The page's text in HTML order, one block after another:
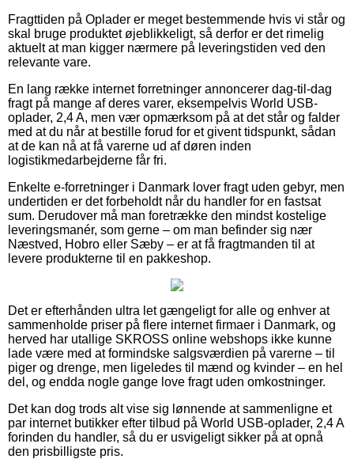
Fragttiden på Oplader er meget bestemmende hvis vi står og
skal bruge produktet øjeblikkeligt, så derfor er det rimelig
aktuelt at man kigger nærmere på leveringstiden ved den
relevante vare.
En lang række internet forretninger annoncerer dag-til-dag
fragt på mange af deres varer, eksempelvis World USB-
oplader, 2,4 A, men vær opmærksom på at det står og falder
med at du når at bestille forud for et givent tidspunkt, sådan
at de kan nå at få varerne ud af døren inden
logistikmedarbejderne får fri.
Enkelte e-forretninger i Danmark lover fragt uden gebyr, men
undertiden er det forbeholdt når du handler for en fastsat
sum. Derudover må man foretrække den mindst kostelige
leveringsmanér, som gerne – om man befinder sig nær
Næstved, Hobro eller Sæby – er at få fragtmanden til at
levere produkterne til en pakkeshop.
Det er efterhånden ultra let gængeligt for alle og enhver at
sammenholde priser på flere internet firmaer i Danmark, og
herved har utallige SKROSS online webshops ikke kunne
lade være med at formindske salgsværdien på varerne – til
piger og drenge, men ligeledes til mænd og kvinder – en hel
del, og endda nogle gange love fragt uden omkostninger.
Det kan dog trods alt vise sig lønnende at sammenligne et
par internet butikker efter tilbud på World USB-oplader, 2,4 A
forinden du handler, så du er usvigeligt sikker på at opnå
den prisbilligste pris.